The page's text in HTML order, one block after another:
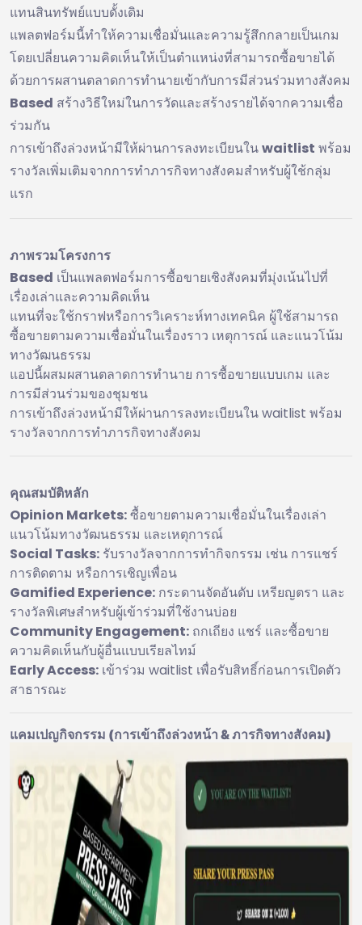
แทนสินทรัพย์แบบดั้งเดิม
แพลตฟอร์มนี้ทำให้ความเชื่อมั่นและความรู้สึกกลายเป็นเกม
โดยเปลี่ยนความคิดเห็นให้เป็นตำแหน่งที่สามารถซื้อขายได้
ด้วยการผสานตลาดการทำนายเข้ากับการมีส่วนร่วมทางสังคม
Based สร้างวิธีใหม่ในการวัดและสร้างรายได้จากความเชื่อ
ร่วมกัน
การเข้าถึงล่วงหน้ามีให้ผ่านการลงทะเบียนในwaitlist พร้อม
รางวัลเพิ่มเติมจากการทำภารกิจทางสังคมสำหรับผู้ใช้กลุ่ม
แรก
ภาพรวมโครงการ
Based เป็นแพลตฟอร์มการซื้อขายเชิงสังคมที่มุ่งเน้นไปที่
เรื่องเล่าและความคิดเห็น
แทนที่จะใช้กราฟหรือการวิเคราะห์ทางเทคนิค ผู้ใช้สามารถ
ซื้อขายตามความเชื่อมั่นในเรื่องราว เหตุการณ์ และแนวโน้ม
ทางวัฒนธรรม
แอปนี้ผสมผสานตลาดการทำนาย การซื้อขายแบบเกม และ
การมีส่วนร่วมของชุมชน
การเข้าถึงล่วงหน้ามีให้ผ่านการลงทะเบียนใน waitlist พร้อม
รางวัลจากการทำภารกิจทางสังคม
คุณสมบัติหลัก
Opinion Markets:ซื้อขายตามความเชื่อมั่นในเรื่องเล่า
แนวโน้มทางวัฒนธรรม และเหตุการณ์
Social Tasks: รับรางวัลจากการทำกิจกรรม เช่น การแชร์
การติดตาม หรือการเชิญเพื่อน
Gamified Experience: กระดานจัดอันดับ เหรียญตรา และ
รางวัลพิเศษสำหรับผู้เข้าร่วมที่ใช้งานบ่อย
Community Engagement: ถกเถียง แชร์ และซื้อขาย
ความคิดเห็นกับผู้อื่นแบบเรียลไทม์
Early Access: เข้าร่วม waitlist เพื่อรับสิทธิ์ก่อนการเปิดตัว
สาธารณะ
แคมเปญกิจกรรม (การเข้าถึงล่วงหน้า & ภารกิจทางสังคม)